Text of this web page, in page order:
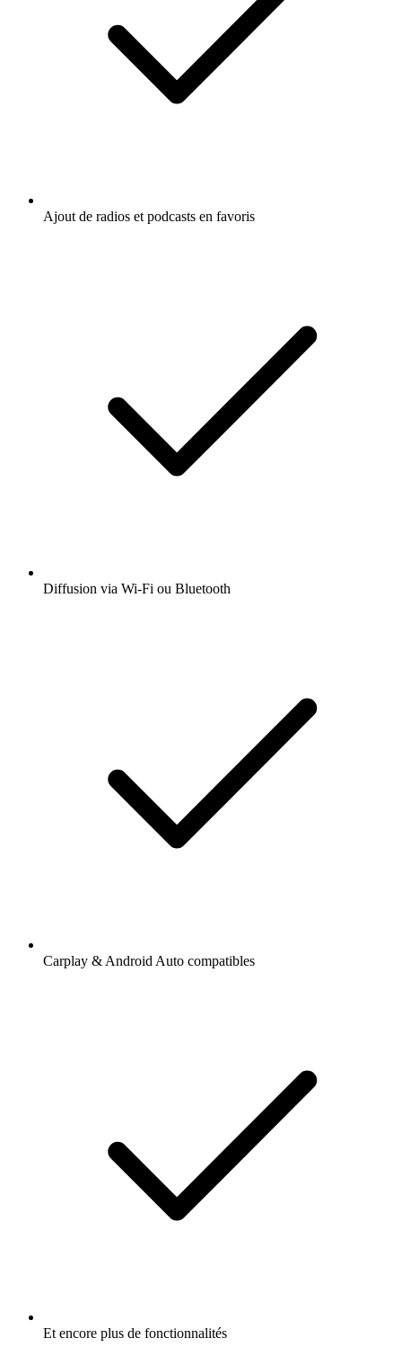
Ajout de radios et podcasts en favoris
Diffusion via Wi-Fi ou Bluetooth
Carplay & Android Auto compatibles
Et encore plus de fonctionnalités